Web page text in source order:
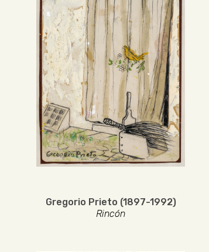
Gregorio Prieto (1897-1992)
Rincón